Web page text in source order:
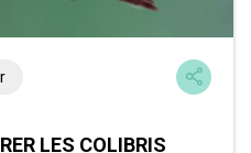
LES COLIBRIS